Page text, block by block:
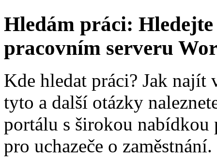
Hledám práci:
pracovním serveru
Kde hledat práci? Jak najít
tyto a další otázky
portálu s širokou
pro uchazeče o zaměstnání.